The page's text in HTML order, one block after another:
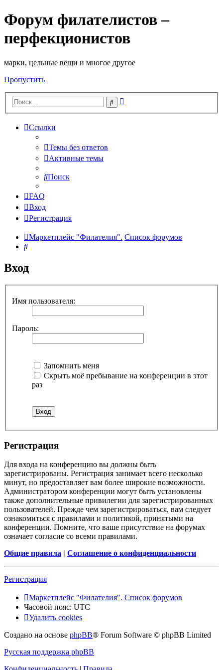
Форум филателистов –
перфекционистов
марки, цельные вещи и многое другое
Пропустить
Поиск
Ссылки
Темы без ответов
Активные темы
Поиск
FAQ
Вход
Регистрация
Маркетплейс "Филателия". Список форумов
Поиск
Вход
Имя пользователя:
Пароль:
Запомнить меня
Скрыть моё пребывание на конференции в этот
раз
Регистрация
Для входа на конференцию вы должны быть
зарегистрированы. Регистрация занимает всего несколько
минут, но предоставляет вам более широкие возможности.
Администратором конференции могут быть установлены
также дополнительные привилегии для зарегистрированных
пользователей. Прежде чем зарегистрироваться, вам следует
ознакомиться с правилами и политикой, принятыми на
конференции. Помните, что ваше присутствие на форумах
означает согласие со всеми правилами.
Общие правила | Соглашение о конфиденциальности
Регистрация
Маркетплейс "Филателия". Список форумов
Часовой пояс: UTC
Удалить cookies
Создано на основе phpBB® Forum Software © phpBB Limited
Русская поддержка phpBB